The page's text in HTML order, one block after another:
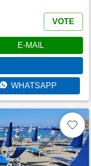
VOTE
E-MAIL
WHATSAPP